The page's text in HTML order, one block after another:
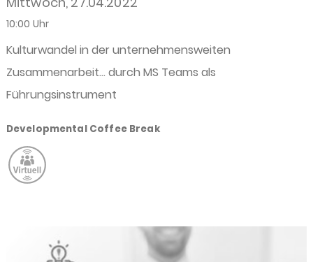
10:00 Uhr
Kulturwandel in der unternehmensweiten
Zusammenarbeit… durch MS Teams als
Führungsinstrument
Developmental Coffee Break